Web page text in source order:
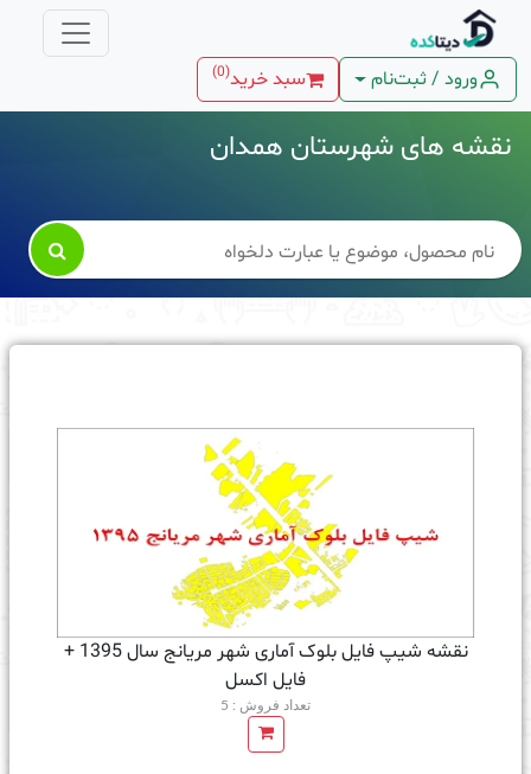
ورود / ثبت‌نام سبد خرید(
0
)
نقشه های شهرستان همدان

نقشه شیپ فایل بلوک آماری شهر مریانج سال 1395 +
فايل اكسل
تعداد فروش : 5